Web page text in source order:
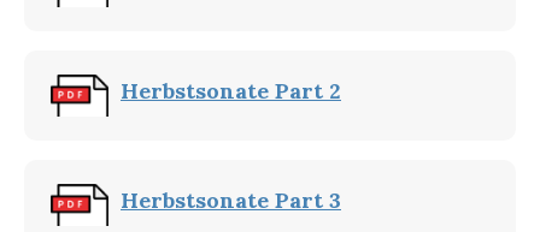
Herbstsonate Part 2
Herbstsonate Part 3